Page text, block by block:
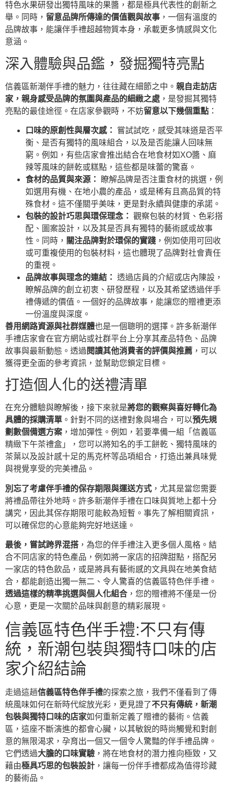
特色水果研發出獨特風味的果醬，都是極具代表性的創新之
舉。同時， 留意品牌所傳達的價值觀與故事 ，一個有溫度的
品牌故事，能讓伴手禮超越物質本身，承載更多情感與文化
意涵。
深入體驗與品鑑，發掘獨特亮點
信義區新潮伴手禮的魅力，往往藏在細節之中。 親自走訪店
家，親身感受品牌的氛圍與產品的細緻之處 ，是發掘其獨特
亮點的最佳途徑。在店家參觀時，不妨留意以下幾個重點 ：
口味的原創性與層次感：
嘗試試吃，感受其味道是否平
衡、是否有獨特的風味組合，以及是否能讓人回味無
窮。例如，有些店家會推出結合在地食材如XO醬、麻
辣等風味的餅乾或糕點，這些都是味蕾的驚喜。
食材的品質與來源：
瞭解品牌是否注重食材的挑選，例
如選用有機、在地小農的產品，或是稀有且高品質的特
殊食材。這不僅關乎美味，更是對永續與健康的承諾。
包裝的設計巧思與環保理念： 觀察包裝的材質、色彩搭
配、圖案設計，以及其是否具有獨特的藝術感或故事
性。同時， 關注品牌對於環保的實踐 ，例如使用可回收
或可重複使用的包裝材料，這也體現了品牌對社會責任
的重視。
品牌故事與理念的連結： 透過店員的介紹或店內陳設，
瞭解品牌的創立初衷、研發歷程，以及其希望透過伴手
禮傳遞的價值。一個好的品牌故事，能讓您的贈禮更添
一份溫度與深度。
善用網路資源與社群媒體也是一個聰明的選擇。許多新潮伴
手禮店家會在官方網站或社群平台上分享其產品特色、品牌
故事與最新動態。透過 閱讀其他消費者的評價與推薦 ，可以
獲得更全面的參考資訊，並幫助您鎖定目標。
打造個人化的送禮清單
在充分體驗與瞭解後，接下來就是將您的觀察與喜好轉化為
具體的採購清單 。針對不同的送禮對象與場合，可以預先規
劃數個備選方案 ，增加彈性。例如，若要準備一組「信義區
精緻下午茶禮盒」，您可以將知名的手工餅乾、獨特風味的
茶葉以及設計感十足的馬克杯等品項組合，打造出兼具味覺
與視覺享受的完美禮品。
別忘了考慮伴手禮的保存期限與運送方式 ，尤其是當您需要
將禮品帶往外地時。許多新潮伴手禮在口味與質地上都十分
講究，因此其保存期限可能較為短暫。事先了解相關資訊，
可以確保您的心意能夠完好地送達。
最後，嘗試跨界混搭 ，為您的伴手禮注入更多個人風格。結
合不同店家的特色產品，例如將一家店的招牌甜點，搭配另
一家店的特色飲品，或是將具有藝術感的文具與在地美食結
合，都能創造出獨一無二、令人驚喜的信義區特色伴手禮。
透過這樣的精準挑選與個人化組合 ，您的贈禮將不僅是一份
心意，更是一次關於品味與創意的精彩展現。
信義區特色伴手禮:不只有傳
統，新潮包裝與獨特口味的店
家介紹結論
走過這趟信義區特色伴手禮的探索之旅，我們不僅看到了傳
統風味如何在新時代綻放光彩，更見證了不只有傳統，新潮
包裝與獨特口味的店家如何重新定義了贈禮的藝術。信義
區，這座不斷演進的都會心臟，以其敏銳的時尚觸覺和對創
意的無限渴求，孕育出一個又一個令人驚豔的伴手禮品牌。
它們透過大膽的口味實驗 ，將在地食材的潛力推向極致，又
藉由極具巧思的包裝設計 ，讓每一份伴手禮都成為值得珍藏
的藝術品。